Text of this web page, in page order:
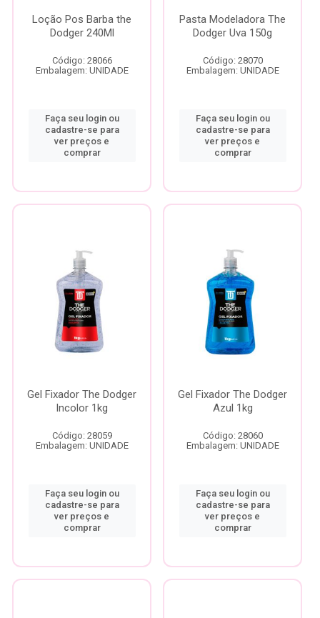
Loção Pos Barba the
Dodger 240Ml
Código: 28066
Embalagem: UNIDADE
Faça seu login ou
cadastre-se para
ver preços e
comprar
Pasta Modeladora The
Dodger Uva 150g
Código: 28070
Embalagem: UNIDADE
Faça seu login ou
cadastre-se para
ver preços e
comprar
Gel Fixador The Dodger
Incolor 1kg
Código: 28059
Embalagem: UNIDADE
Faça seu login ou
cadastre-se para
ver preços e
comprar
Gel Fixador The Dodger
Azul 1kg
Código: 28060
Embalagem: UNIDADE
Faça seu login ou
cadastre-se para
ver preços e
comprar